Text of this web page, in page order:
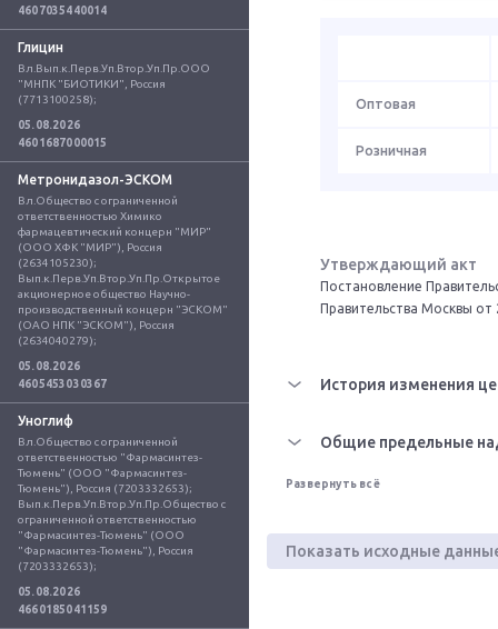
4607035440014
Глицин
Вл.Вып.к.Перв.Уп.Втор.Уп.Пр.ООО
"МНПК "БИОТИКИ", Россия
(7713100258);
05.08.2026
4601687000015
Метронидазол-ЭСКОМ
Вл.Общество с ограниченной
ответственностью Химико
фармацевтический концерн "МИР"
(ООО ХФК "МИР"), Россия
(2634105230);
Вып.к.Перв.Уп.Втор.Уп.Пр.Открытое
акционерное общество Научно-
производственный концерн "ЭСКОМ"
(ОАО НПК "ЭСКОМ"), Россия
(2634040279);
05.08.2026
4605453030367
Уноглиф
Вл.Общество с ограниченной
ответственностью "Фармасинтез-
Тюмень" (ООО "Фармасинтез-
Тюмень"), Россия (7203332653);
Вып.к.Перв.Уп.Втор.Уп.Пр.Общество с
ограниченной ответственностью
"Фармасинтез-Тюмень" (ООО
"Фармасинтез-Тюмень"), Россия
(7203332653);
05.08.2026
4660185041159
Оптовая
Розничная
Утверждающий акт
Постановление
Правительства Москвы
История изменения
Общие предельные
Развернуть всё
Показать исходные